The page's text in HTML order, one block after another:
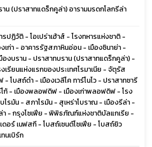
น (ปราสาทแดร็กคูล่า) อารามมรดกโลกรีล่า
ปฏิวัติ - โอเปร่าเฮ้าส์ - โรงทหารแห่งชาติ -
เก่า - อาคารรัฐสภาหินอ่อน - เมืองซินาย่า -
องบราน - ปราสาทบราน (ปราสาทแดร็กคูล่า) -
เรียนแห่งแรกของประเทศโรมาเนีย - จัตุรัส
- โบสถ์ดำ - เมืองเวลีโค ทาร์โนโว - ปราสาทซารี
ก้ - เมืองพลอฟดิฟ - เมืองเก่าพลอฟดิฟ - โรง
โรมัน - สภาโรมัน - สุเหร่าโบราณ - เมืองรีล่า -
า - กรุงโซเฟีย - พิพิธภัณฑ์แห่งชาติบัลแกเรีย -
ดอร์ เนฟสกี - โบสถ์เซนต์โซเฟีย - โบสถ์ยิว
นเบิร์ก